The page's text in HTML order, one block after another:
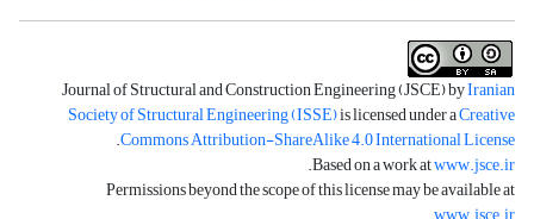
Journal of Structural and Construction Engineering (JSCE) byIranian
Society of Structural Engineering (ISSE)is licensed under aCreative
Commons Attribution-ShareAlike 4.0 International License
.
Based on a work atwww.jsce.ir
.
Permissions beyond the scope of this license may be available at